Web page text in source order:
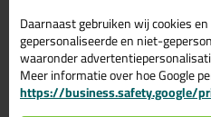
Gerelateerde
Daarnaast gebruiken wij cookies
gepersonaliseerde en niet-
waaronder
Meer informatie over hoe Google
https://business.safety.google/